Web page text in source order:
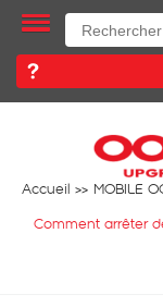
Accueil
MOBILE
Comment arrêter